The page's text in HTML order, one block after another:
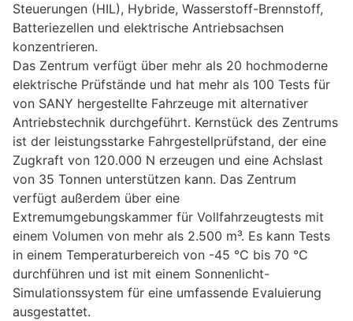
Steuerungen (HIL), Hybride, Wasserstoff-Brennstoff,
Batteriezellen und elektrische Antriebsachsen
konzentrieren.
Das Zentrum verfügt über mehr als 20 hochmoderne
elektrische Prüfstände und hat mehr als 100 Tests für
von SANY hergestellte Fahrzeuge mit alternativer
Antriebstechnik durchgeführt. Kernstück des Zentrums
ist der leistungsstarke Fahrgestellprüfstand, der eine
Zugkraft von 120.000 N erzeugen und eine Achslast
von 35 Tonnen unterstützen kann. Das Zentrum
verfügt außerdem über eine
Extremumgebungskammer für Vollfahrzeugtests mit
einem Volumen von mehr als 2.500 m³. Es kann Tests
in einem Temperaturbereich von -45 °C bis 70 °C
durchführen und ist mit einem Sonnenlicht-
Simulationssystem für eine umfassende Evaluierung
ausgestattet.